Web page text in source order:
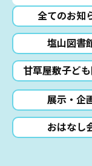
全てのお知
塩山図書
甘草屋敷子ど
展示・企
おはなし